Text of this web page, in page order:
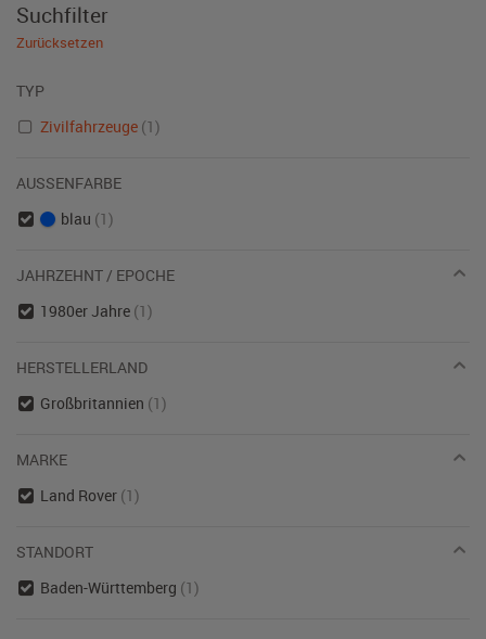
Suchfilter
Zurücksetzen
TYP
Zivilfahrzeuge (1)
AUSSENFARBE
blau (1)
JAHRZEHNT / EPOCHE
1980er Jahre (1)
HERSTELLERLAND
Großbritannien (1)
MARKE
Land Rover (1)
STANDORT
Baden-Württemberg (1)